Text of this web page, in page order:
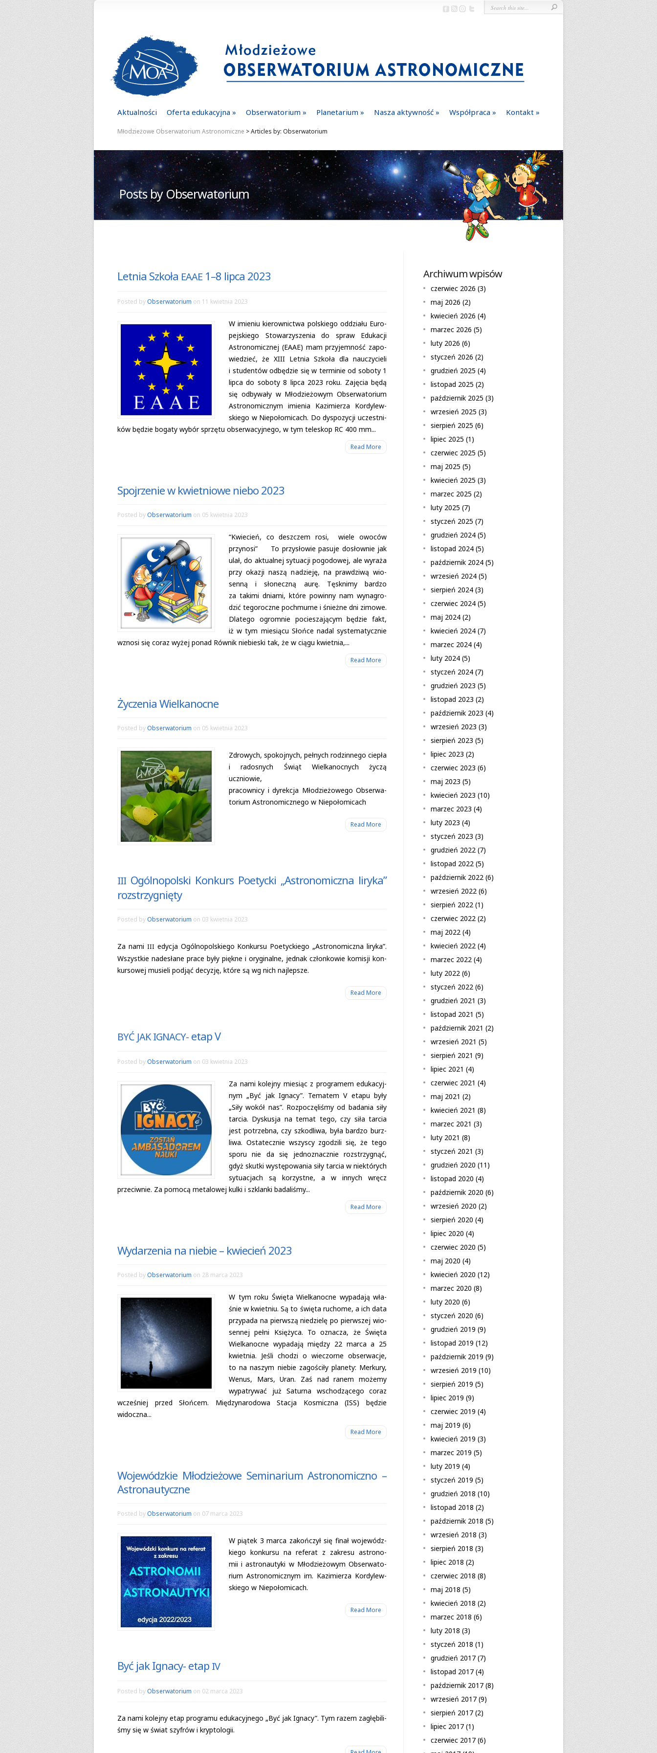
Aktualności Oferta edukacyjna Obserwatorium Planetarium Nasza aktywność Współpraca Kontakt
Młodzieżowe Obserwatorium Astronomiczne > Articles by: Obserwatorium
Posts by Obserwatorium
Letnia Szkoła EAAE 1–8 lipca 2023
Posted byObserwatorium on 11 kwietnia 2023
W imie­niu kie­row­nic­twa pol­skiego oddziału Euro­
pej­skiego Sto­wa­rzy­sze­nia do spraw Edu­ka­cji
Astro­no­micz­nej (EAAE) mam przy­jem­ność zapo­
wie­dzieć, że XIII Let­nia Szkoła dla nauczy­cieli
i stu­den­tów odbę­dzie się w ter­mi­nie od soboty 1
lipca do soboty 8 lipca 2023 roku. Zaję­cia będą
się odby­wały w Mło­dzie­żo­wym Obser­wa­to­rium
Astro­no­micz­nym imie­nia Kazi­mie­rza Kor­dy­lew­
skiego w Nie­po­ło­mi­cach. Do dys­po­zy­cji uczest­ni­
ków będzie bogaty wybór sprzętu obser­wa­cyj­nego, w tym tele­skop RC 400 mm...
Read More
Spojrzenie w kwietniowe niebo 2023
Posted byObserwatorium on 05 kwietnia 2023
“Kwie­cień, co desz­czem rosi, wiele owo­ców
przynosi” To przy­sło­wie pasuje dosłow­nie jak
ulał, do aktu­al­nej sytu­acji pogo­do­wej, ale wyraża
przy oka­zji naszą nadzieję, na praw­dziwą wio­
senną i sło­neczną aurę. Tęsk­nimy bar­dzo
za takimi dniami, które powinny nam wyna­gro­
dzić tego­roczne pochmurne i śnieżne dni zimowe.
Dla­tego ogrom­nie pocie­sza­ją­cym będzie fakt,
iż w tym mie­siącu Słońce nadal sys­te­ma­tycz­nie
wznosi się coraz wyżej ponad Rów­nik nie­bie­ski tak, że w ciągu kwiet­nia,...
Read More
Życzenia Wielkanocne
Posted byObserwatorium on 05 kwietnia 2023
Zdro­wych, spo­koj­nych, peł­nych rodzin­nego cie­pła
i rado­snych Świąt Wiel­ka­noc­nych życzą
uczniowie,
pra­cow­nicy i dyrek­cja Mło­dzie­żo­wego Obser­wa­
to­rium Astro­no­micz­nego w Niepołomicach
Read More
III Ogólnopolski Konkurs Poetycki „Astronomiczna liryka”
rozstrzygnięty
Posted byObserwatorium on 03 kwietnia 2023
Za nami III edy­cja Ogól­no­pol­skiego Kon­kursu Poetyc­kiego „Astro­no­miczna liryka”.
Wszyst­kie nade­słane prace były piękne i ory­gi­nalne, jed­nak człon­ko­wie komi­sji kon­
kur­so­wej musieli pod­jąć decy­zję, które są wg nich najlepsze.
Read More
BYĆ JAK IGNACY- etap V
Posted byObserwatorium on 03 kwietnia 2023
Za nami kolejny mie­siąc z pro­gra­mem edu­ka­cyj­
nym „Być jak Ignacy”. Tema­tem V etapu były
„Siły wokół nas”. Roz­po­czę­li­śmy od bada­nia siły
tar­cia. Dys­ku­sja na temat tego, czy siła tar­cia
jest potrzebna, czy szko­dliwa, była bar­dzo burz­
liwa. Osta­tecz­nie wszy­scy zgo­dzili się, że tego
sporu nie da się jed­no­znacz­nie roz­strzy­gnąć,
gdyż skutki wystę­po­wa­nia siły tar­cia w nie­któ­rych
sytu­acjach są korzystne, a w innych wręcz
przeciwnie. Za pomocą meta­lo­wej kulki i szklanki bada­li­śmy...
Read More
Wydarzenia na niebie – kwiecień 2023
Posted byObserwatorium on 28 marca 2023
W tym roku Święta Wiel­ka­nocne wypa­dają wła­
śnie w kwiet­niu. Są to święta ruchome, a ich data
przy­pada na pierw­szą nie­dzielę po pierw­szej wio­
sen­nej pełni Księ­życa. To ozna­cza, że Święta
Wiel­ka­nocne wypa­dają mię­dzy 22 marca a 25
kwiet­nia. Jeśli cho­dzi o wie­czorne obser­wa­cje,
to na naszym nie­bie zago­ściły pla­nety: Mer­kury,
Wenus, Mars, Uran. Zaś nad ranem możemy
wypa­try­wać już Saturna wscho­dzą­cego coraz
wcze­śniej przed Słoń­cem. Mię­dzy­na­ro­dowa Sta­cja Kosmiczna (ISS) będzie
widoczna...
Read More
Wojewódzkie Młodzieżowe Seminarium Astronomiczno –
Astronautyczne
Posted byObserwatorium on 07 marca 2023
W pią­tek 3 marca zakoń­czył się finał woje­wódz­
kiego kon­kursu na refe­rat z zakresu astro­no­
mii i astro­nau­tyki w Mło­dzie­żo­wym Obser­wa­to­
rium Astro­no­micz­nym im. Kazi­mie­rza Kor­dy­lew­
skiego w Niepołomicach.
Read More
Być jak Ignacy- etap IV
Posted byObserwatorium on 02 marca 2023
Za nami kolejny etap pro­gramu edu­ka­cyj­nego „Być jak Ignacy”. Tym razem zagłę­bi­li­
śmy się w świat szy­frów i kryptologii.
Archiwum wpisów
czerwiec 2026 (3)
maj 2026 (2)
kwiecień 2026 (4)
marzec 2026 (5)
luty 2026 (6)
styczeń 2026 (2)
grudzień 2025 (4)
listopad 2025 (2)
październik 2025 (3)
wrzesień 2025 (3)
sierpień 2025 (6)
lipiec 2025 (1)
czerwiec 2025 (5)
maj 2025 (5)
kwiecień 2025 (3)
marzec 2025 (2)
luty 2025 (7)
styczeń 2025 (7)
grudzień 2024 (5)
listopad 2024 (5)
październik 2024 (5)
wrzesień 2024 (5)
sierpień 2024 (3)
czerwiec 2024 (5)
maj 2024 (2)
kwiecień 2024 (7)
marzec 2024 (4)
luty 2024 (5)
styczeń 2024 (7)
grudzień 2023 (5)
listopad 2023 (2)
październik 2023 (4)
wrzesień 2023 (3)
sierpień 2023 (5)
lipiec 2023 (2)
czerwiec 2023 (6)
maj 2023 (5)
kwiecień 2023 (10)
marzec 2023 (4)
luty 2023 (4)
styczeń 2023 (3)
grudzień 2022 (7)
listopad 2022 (5)
październik 2022 (6)
wrzesień 2022 (6)
sierpień 2022 (1)
czerwiec 2022 (2)
maj 2022 (4)
kwiecień 2022 (4)
marzec 2022 (4)
luty 2022 (6)
styczeń 2022 (6)
grudzień 2021 (3)
listopad 2021 (5)
październik 2021 (2)
wrzesień 2021 (5)
sierpień 2021 (9)
lipiec 2021 (4)
czerwiec 2021 (4)
maj 2021 (2)
kwiecień 2021 (8)
marzec 2021 (3)
luty 2021 (8)
styczeń 2021 (3)
grudzień 2020 (11)
listopad 2020 (4)
październik 2020 (6)
wrzesień 2020 (2)
sierpień 2020 (4)
lipiec 2020 (4)
czerwiec 2020 (5)
maj 2020 (4)
kwiecień 2020 (12)
marzec 2020 (8)
luty 2020 (6)
styczeń 2020 (6)
grudzień 2019 (9)
listopad 2019 (12)
październik 2019 (9)
wrzesień 2019 (10)
sierpień 2019 (5)
lipiec 2019 (9)
czerwiec 2019 (4)
maj 2019 (6)
kwiecień 2019 (3)
marzec 2019 (5)
luty 2019 (4)
styczeń 2019 (5)
grudzień 2018 (10)
listopad 2018 (2)
październik 2018 (5)
wrzesień 2018 (3)
sierpień 2018 (3)
lipiec 2018 (2)
czerwiec 2018 (8)
maj 2018 (5)
kwiecień 2018 (2)
marzec 2018 (6)
luty 2018 (3)
styczeń 2018 (1)
grudzień 2017 (7)
listopad 2017 (4)
październik 2017 (8)
wrzesień 2017 (9)
sierpień 2017 (2)
lipiec 2017 (1)
czerwiec 2017 (6)